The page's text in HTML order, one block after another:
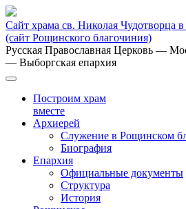
Сайт храма св. Николая Чудотворца
(сайт Рощинского благочиния)
Русская Православная Церковь —
— Выборгская епархия
Построим храм
вместе
Архиерей
Служение в Рощинском
Биография
Епархия
Официальные документы
Структура
История